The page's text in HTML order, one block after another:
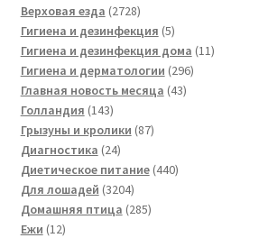
Верховая езда 27282728
товаров
Гигиена и дезинфекция 55
товаров
Гигиена и дезинфекция дома 1111
Гигиена и дерматологии 296296
Главная новость месяца 4343
Голландия 143143
товара
Грызуны и кролики 8787
Диагностика 2424
товара
Диетическое питание 440440
Для лошадей 32043204
товара
Домашняя птица 285285
Ежи 1212